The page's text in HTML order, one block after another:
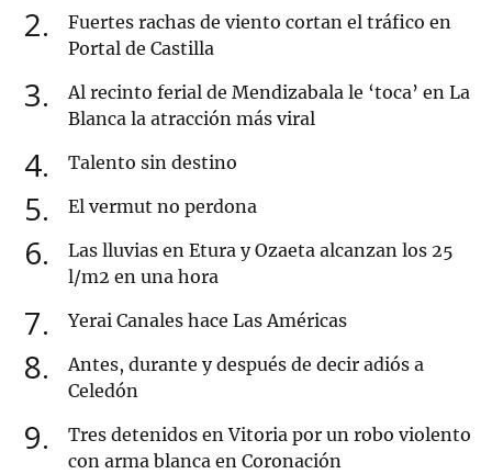
2
Fuertes rachas de viento cortan el tráfico en
Portal de Castilla
3
Al recinto ferial de Mendizabala le ‘toca’ en La
Blanca la atracción más viral
4 Talento sin destino
5 El vermut no perdona
6
Las lluvias en Etura y Ozaeta alcanzan los 25
l/m2 en una hora
7 Yerai Canales hace Las Américas
8
Antes, durante y después de decir adiós a
Celedón
9
Tres detenidos en Vitoria por un robo violento
con arma blanca en Coronación